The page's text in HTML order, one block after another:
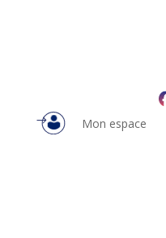
Mon espace